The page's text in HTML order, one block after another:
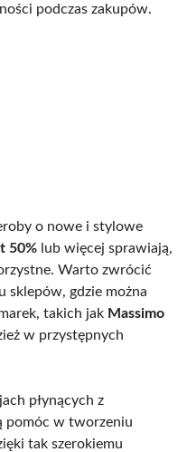
podczas zakupów.
o nowe i stylowe
50% lub więcej sprawiają,
Warto zwrócić
sklepów, gdzie można
takich jak Massimo
w przystępnych
płynących z
pomóc w tworzeniu
tak szerokiemu